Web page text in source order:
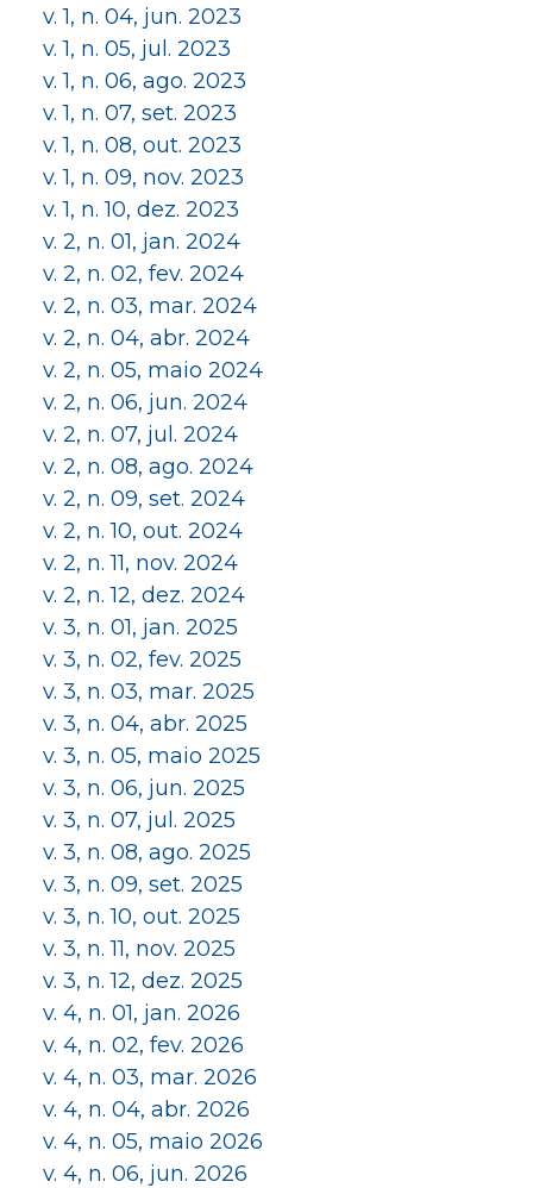
v. 1, n. 04, jun. 2023
v. 1, n. 05, jul. 2023
v. 1, n. 06, ago. 2023
v. 1, n. 07, set. 2023
v. 1, n. 08, out. 2023
v. 1, n. 09, nov. 2023
v. 1, n. 10, dez. 2023
v. 2, n. 01, jan. 2024
v. 2, n. 02, fev. 2024
v. 2, n. 03, mar. 2024
v. 2, n. 04, abr. 2024
v. 2, n. 05, maio 2024
v. 2, n. 06, jun. 2024
v. 2, n. 07, jul. 2024
v. 2, n. 08, ago. 2024
v. 2, n. 09, set. 2024
v. 2, n. 10, out. 2024
v. 2, n. 11, nov. 2024
v. 2, n. 12, dez. 2024
v. 3, n. 01, jan. 2025
v. 3, n. 02, fev. 2025
v. 3, n. 03, mar. 2025
v. 3, n. 04, abr. 2025
v. 3, n. 05, maio 2025
v. 3, n. 06, jun. 2025
v. 3, n. 07, jul. 2025
v. 3, n. 08, ago. 2025
v. 3, n. 09, set. 2025
v. 3, n. 10, out. 2025
v. 3, n. 11, nov. 2025
v. 3, n. 12, dez. 2025
v. 4, n. 01, jan. 2026
v. 4, n. 02, fev. 2026
v. 4, n. 03, mar. 2026
v. 4, n. 04, abr. 2026
v. 4, n. 05, maio 2026
v. 4, n. 06, jun. 2026